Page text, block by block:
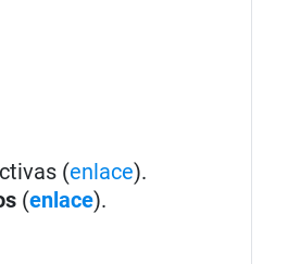
(enlace).
(enlace).